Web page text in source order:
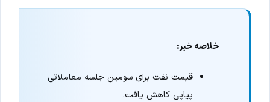
خلاصه خبر:
قیمت نفت برای سومین جلسه معاملاتی
پیاپی کاهش یافت.